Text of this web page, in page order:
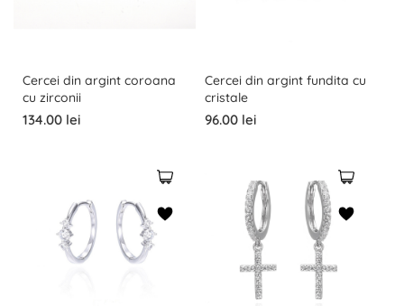
Cercei din argint coroana
cu zirconii
134.00 lei
Cercei din argint fundita cu
cristale
96.00 lei